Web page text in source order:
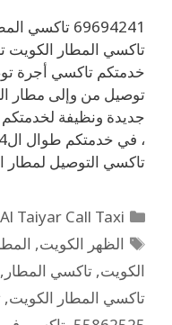
69694241
تاكسي المطار
خدمتكم تاكسي أجرة
توصيل من وإلى مطار
جديدة ونظيفة
تاكسي التوصيل لمطار
Al Taiyar Call Taxi– كيو تاكسي
الظهر الكويت,
الكويت, تاكسي المطار ,
تاكسي المطار الكويت,